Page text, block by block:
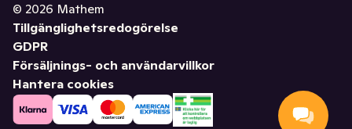
© 2026 Mathem
Tillgänglighetsredogörelse
GDPR
Försäljnings- och användarvillkor
Hantera cookies